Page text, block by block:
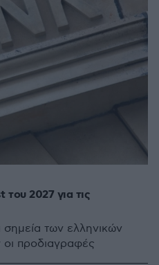
του 2027 για τις
των ελληνικών
προδιαγραφές